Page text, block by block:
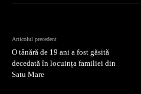
Articolul precedent
O tânără de 19 ani a fost găsită
decedată în locuința familiei din
Satu Mare